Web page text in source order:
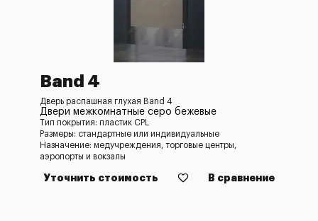
Band 4
Дверь распашная глухая Band 4
Двери межкомнатные серо бежевые
Тип покрытия: пластик CPL
Размеры: стандартные или индивидуальные
Назначение: медучреждения, торговые центры,
аэропорты и вокзалы
Уточнить стоимость В сравнение